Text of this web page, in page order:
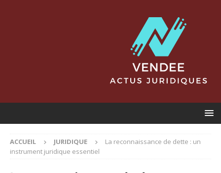
ACCUEIL JURIDIQUE
La reconnaissance de dette : un
instrument juridique essentiel